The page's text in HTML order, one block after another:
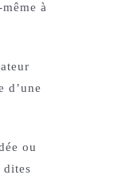
à
d’une
ou
dites